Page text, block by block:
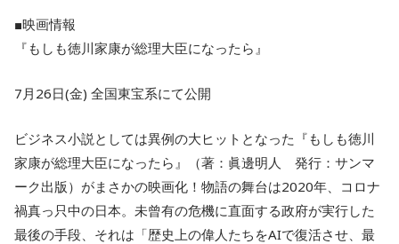
■映画情報
『もしも徳川家康が総理大臣になったら』
7月26日(金) 全国東宝系にて公開
ビジネス小説としては異例の大ヒットとなった『もしも徳川
家康が総理大臣になったら』（著：眞邊明人 発行：サンマ
ーク出版）がまさかの映画化！物語の舞台は2020年、コロナ
禍真っ只中の日本。未曾有の危機に直面する政府が実行した
最後の手段、それは「歴史上の偉人たちをAIで復活させ、最